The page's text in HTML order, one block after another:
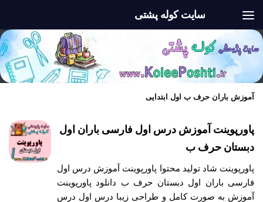
سایت کوله پشتی
آموزش باران حرف ب اول ابتدایی
پاورپوینت آموزش درس اول فارسی باران اول
دبستان حرف ب
پاورپوینت شاد تولید محتوا پاورپوینت آموزش درس اول
فارسی باران اول دبستان حرف ب دانلود پاورپوینت
آموزش به صورت کامل و طراحی زیبا درس اول درس